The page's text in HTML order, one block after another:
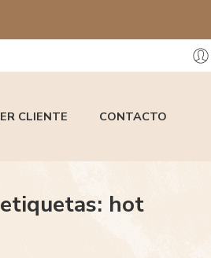
CLIENTE CONTACTO
hot